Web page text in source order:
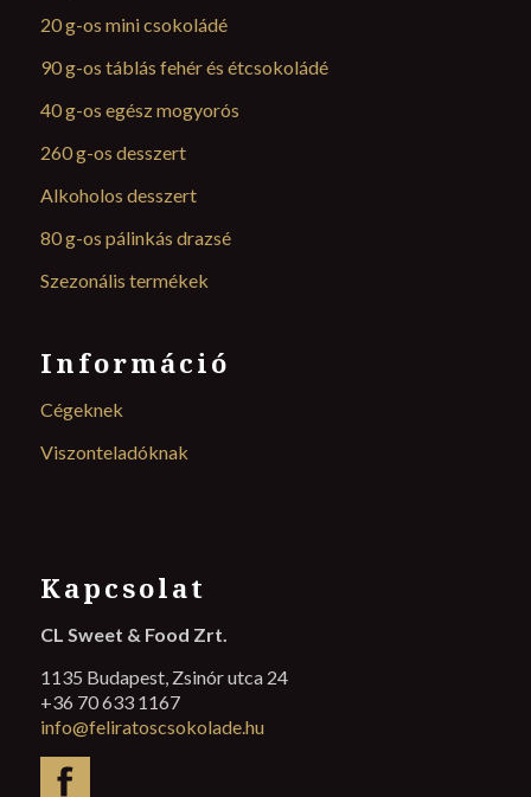
20 g-os mini csokoládé
90 g-os táblás fehér és étcsokoládé
40 g-os egész mogyorós
260 g-os desszert
Alkoholos desszert
80 g-os pálinkás drazsé
Szezonális termékek
Információ
Cégeknek
Viszonteladóknak
Kapcsolat
CL Sweet & Food Zrt.
1135 Budapest, Zsinór utca 24
+36 70 633 1167
info@feliratoscsokolade.hu